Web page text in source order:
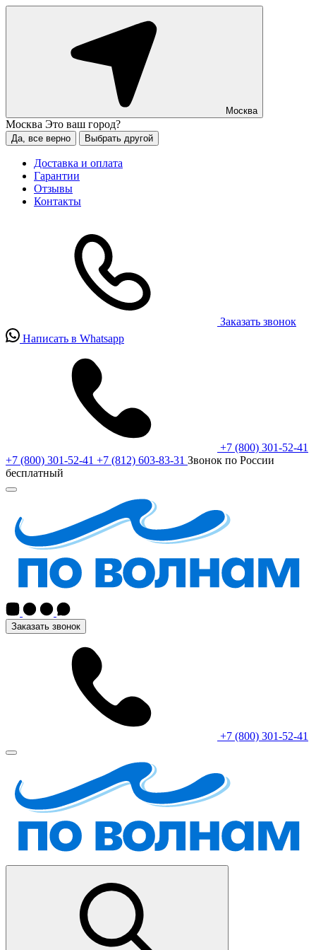
Москва
Москва Это ваш город?
Да, все верно Выбрать другой
Доставка и оплата
Гарантии
Отзывы
Контакты
Заказать звонок
Написать в Whatsapp
+7 (800) 301-52-41
+7 (800) 301-52-41 +7 (812) 603-83-31 Звонок по России
бесплатный
Заказать звонок
+7 (800) 301-52-41